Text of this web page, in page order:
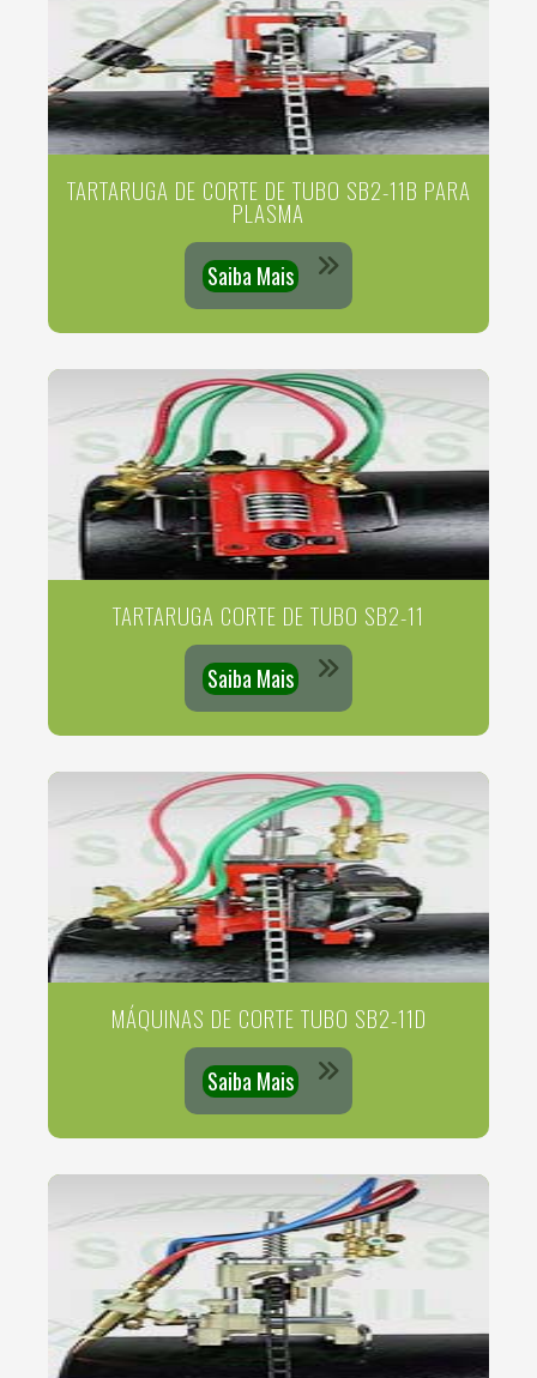
TARTARUGA DE CORTE DE TUBO SB2-11B PARA
PLASMA
Saiba Mais
TARTARUGA CORTE DE TUBO SB2-11
Saiba Mais
MÁQUINAS DE CORTE TUBO SB2-11D
Saiba Mais